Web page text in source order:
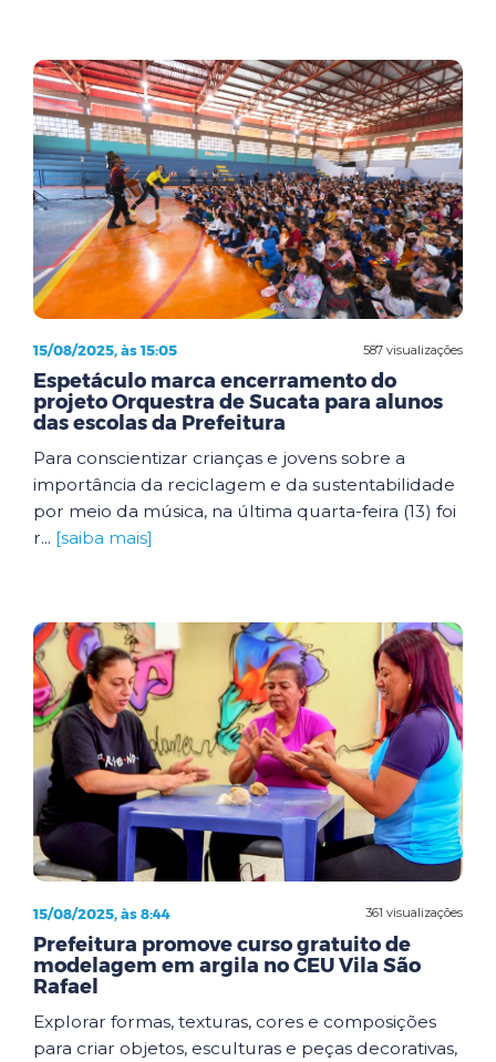
587 visualizações
15/08/2025, às 15:05
Espetáculo marca encerramento do
projeto Orquestra de Sucata para alunos
das escolas da Prefeitura
Para conscientizar crianças e jovens sobre a
importância da reciclagem e da sustentabilidade
por meio da música, na última quarta-feira (13) foi
r... [saiba mais]
361 visualizações
15/08/2025, às 8:44
Prefeitura promove curso gratuito de
modelagem em argila no CEU Vila São
Rafael
Explorar formas, texturas, cores e composições
para criar objetos, esculturas e peças decorativas,